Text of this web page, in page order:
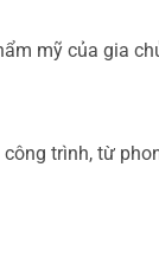
mỹ của gia
trình, từ